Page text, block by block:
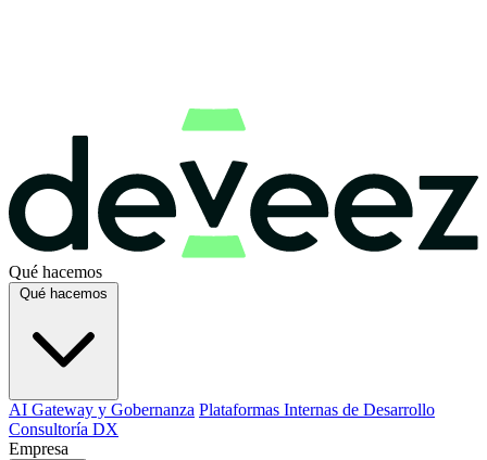
Qué hacemos
AI Gateway y Gobernanza Plataformas Internas de Desarrollo
Consultoría DX
Empresa